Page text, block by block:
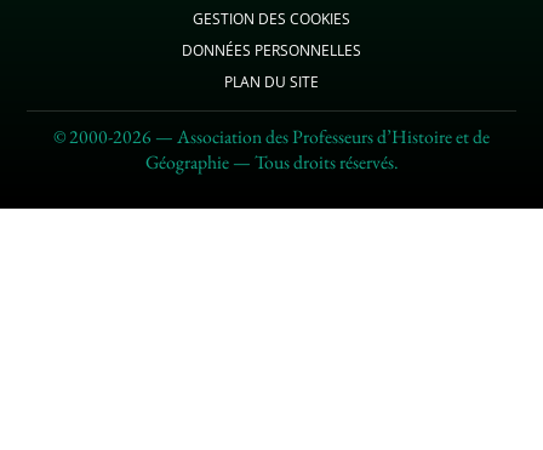
GESTION DES COOKIES
DONNÉES PERSONNELLES
PLAN DU SITE
© 2000-2026 — Association des Professeurs d’Histoire et de
Géographie — Tous droits réservés.